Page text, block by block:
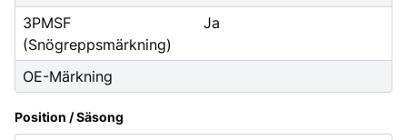
3PMSF
(Snögreppsmärkning)
Ja
OE-Märkning
Position / Säsong